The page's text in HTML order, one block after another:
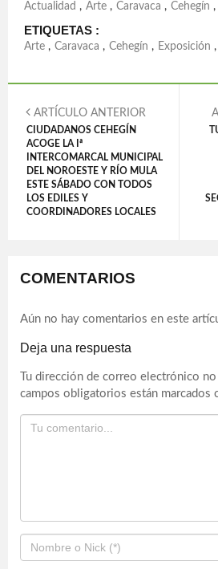
Actualidad , Arte , Caravaca , Cehegín ,
ETIQUETAS :
Arte , Caravaca , Cehegín , Exposición ,
ARTÍCULO ANTERIOR
CIUDADANOS CEHEGÍN
ACOGE LA Iª
INTERCOMARCAL MUNICIPAL
DEL NOROESTE Y RÍO MULA
ESTE SÁBADO CON TODOS
LOS EDILES Y
COORDINADORES LOCALES
COMENTARIOS
Aún no hay comentarios en este
Deja una respuesta
Tu dirección de correo electrónico
campos obligatorios están marcados